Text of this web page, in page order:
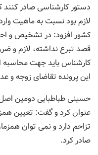
دستور کارشناسی صادر
لازم بود نسبت به ماهیت
کشور افزود: در تشخیص و
قصد تبرع نداشته، لازم و
کارشناس باید جهت محاسبه
این پرونده تقاضای زوجه و
حسینی طباطبایی دومین
عنوان کرد و گفت: تعیین
تزاحم دارد و نمی توان
صادر کرد.